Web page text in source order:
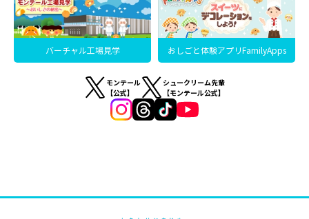
バーチャル工場見学 おしごと体験アプリFamilyApps
モンテール
【公式】
シュークリーム先輩
【モンテール公式】